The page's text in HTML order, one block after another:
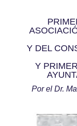
Y DEL
Y
Por el Dr.